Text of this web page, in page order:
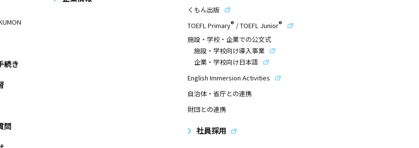
続き
問
くもん出版
TOEFL Primary® /TOEFL Junior®
施設・学校・企業での公文式
施設・学校向け導入事業
企業・学校向け日本語
English Immersion Activities
自治体・省庁との連携
財団との連携
社員採用